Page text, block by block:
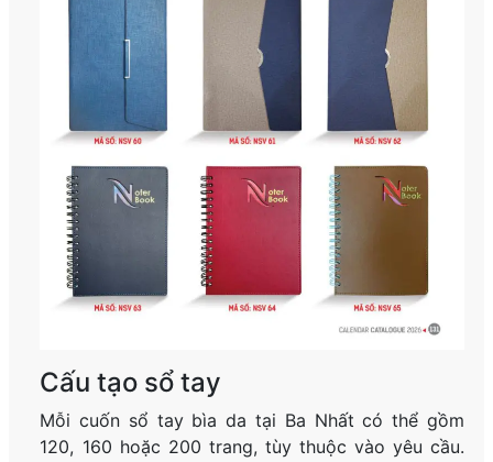
Cấu tạo sổ tay
Mỗi cuốn sổ tay bìa da tại Ba Nhất có thể gồm
120, 160 hoặc 200 trang, tùy thuộc vào yêu cầu.